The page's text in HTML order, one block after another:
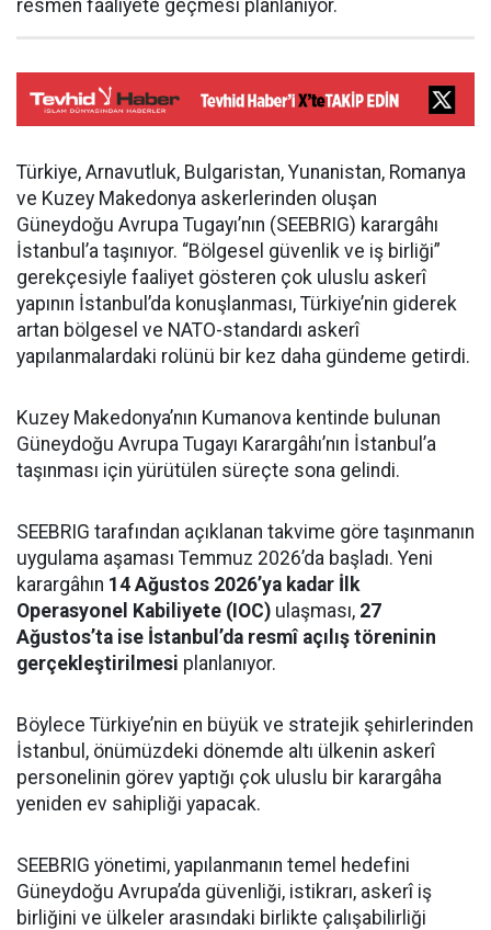
resmen faaliyete geçmesi planlanıyor.
Türkiye, Arnavutluk, Bulgaristan, Yunanistan, Romanya
ve Kuzey Makedonya askerlerinden oluşan
Güneydoğu Avrupa Tugayı’nın (SEEBRIG) karargâhı
İstanbul’a taşınıyor. “Bölgesel güvenlik ve iş birliği”
gerekçesiyle faaliyet gösteren çok uluslu askerî
yapının İstanbul’da konuşlanması, Türkiye’nin giderek
artan bölgesel ve NATO-standardı askerî
yapılanmalardaki rolünü bir kez daha gündeme getirdi.
Kuzey Makedonya’nın Kumanova kentinde bulunan
Güneydoğu Avrupa Tugayı Karargâhı’nın İstanbul’a
taşınması için yürütülen süreçte sona gelindi.
SEEBRIG tarafından açıklanan takvime göre taşınmanın
uygulama aşaması Temmuz 2026’da başladı. Yeni
karargâhın 14 Ağustos 2026’ya kadar İlk
Operasyonel Kabiliyete (IOC) ulaşması, 27
Ağustos’ta ise İstanbul’da resmî açılış töreninin
gerçekleştirilmesi planlanıyor.
Böylece Türkiye’nin en büyük ve stratejik şehirlerinden
İstanbul, önümüzdeki dönemde altı ülkenin askerî
personelinin görev yaptığı çok uluslu bir karargâha
yeniden ev sahipliği yapacak.
SEEBRIG yönetimi, yapılanmanın temel hedefini
Güneydoğu Avrupa’da güvenliği, istikrarı, askerî iş
birliğini ve ülkeler arasındaki birlikte çalışabilirliği